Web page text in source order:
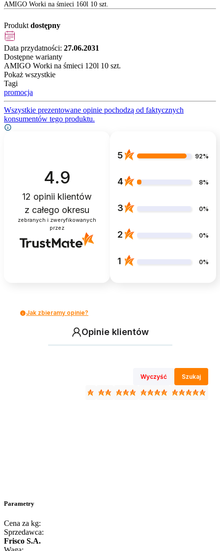
AMIGO Worki na śmieci 160l 10 szt.
Produkt dostępny
Data przydatności: 27.06.2031
Dostępne warianty
AMIGO Worki na śmieci 120l 10 szt.
Pokaż wszystkie
Tagi
promocja
Wszystkie prezentowane opinie pochodzą od faktycznych
konsumentów tego produktu.
4.9
12 opinii klientów
z całego okresu
zebranych i zweryfikowanych
przez
5 92%
4 8%
3 0%
2 0%
1 0%
Jak zbieramy opinie?
Opinie klientów
Wyczyść Szukaj
Parametry
Cena za kg:
Sprzedawca:
Frisco S.A.